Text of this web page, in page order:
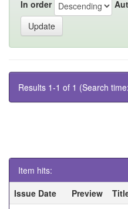
In order
Results 1-1 of 1 (Search
Item hits:
Issue Date
Preview